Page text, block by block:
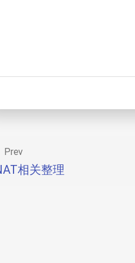
Prev
相关整理